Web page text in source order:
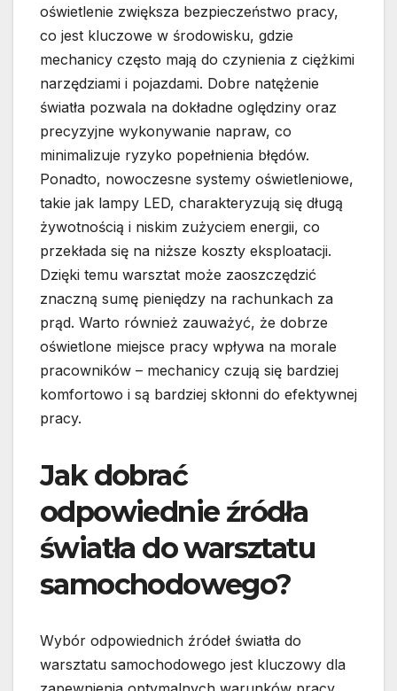
oświetlenie zwiększa bezpieczeństwo pracy,
co jest kluczowe w środowisku, gdzie
mechanicy często mają do czynienia z ciężkimi
narzędziami i pojazdami. Dobre natężenie
światła pozwala na dokładne oględziny oraz
precyzyjne wykonywanie napraw, co
minimalizuje ryzyko popełnienia błędów.
Ponadto, nowoczesne systemy oświetleniowe,
takie jak lampy LED, charakteryzują się długą
żywotnością i niskim zużyciem energii, co
przekłada się na niższe koszty eksploatacji.
Dzięki temu warsztat może zaoszczędzić
znaczną sumę pieniędzy na rachunkach za
prąd. Warto również zauważyć, że dobrze
oświetlone miejsce pracy wpływa na morale
pracowników – mechanicy czują się bardziej
komfortowo i są bardziej skłonni do efektywnej
pracy.
Jak dobrać
odpowiednie źródła
światła do warsztatu
samochodowego?
Wybór odpowiednich źródeł światła do
warsztatu samochodowego jest kluczowy dla